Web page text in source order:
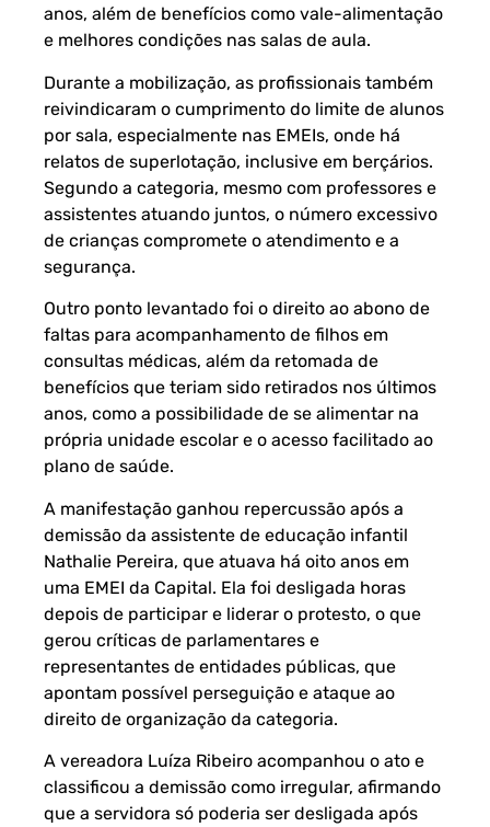
anos, além de benefícios como vale-alimentação
e melhores condições nas salas de aula.
Durante a mobilização, as profissionais também
reivindicaram o cumprimento do limite de alunos
por sala, especialmente nas EMEIs, onde há
relatos de superlotação, inclusive em berçários.
Segundo a categoria, mesmo com professores e
assistentes atuando juntos, o número excessivo
de crianças compromete o atendimento e a
segurança.
Outro ponto levantado foi o direito ao abono de
faltas para acompanhamento de filhos em
consultas médicas, além da retomada de
benefícios que teriam sido retirados nos últimos
anos, como a possibilidade de se alimentar na
própria unidade escolar e o acesso facilitado ao
plano de saúde.
A manifestação ganhou repercussão após a
demissão da assistente de educação infantil
Nathalie Pereira, que atuava há oito anos em
uma EMEI da Capital. Ela foi desligada horas
depois de participar e liderar o protesto, o que
gerou críticas de parlamentares e
representantes de entidades públicas, que
apontam possível perseguição e ataque ao
direito de organização da categoria.
A vereadora Luíza Ribeiro acompanhou o ato e
classificou a demissão como irregular, afirmando
que a servidora só poderia ser desligada após